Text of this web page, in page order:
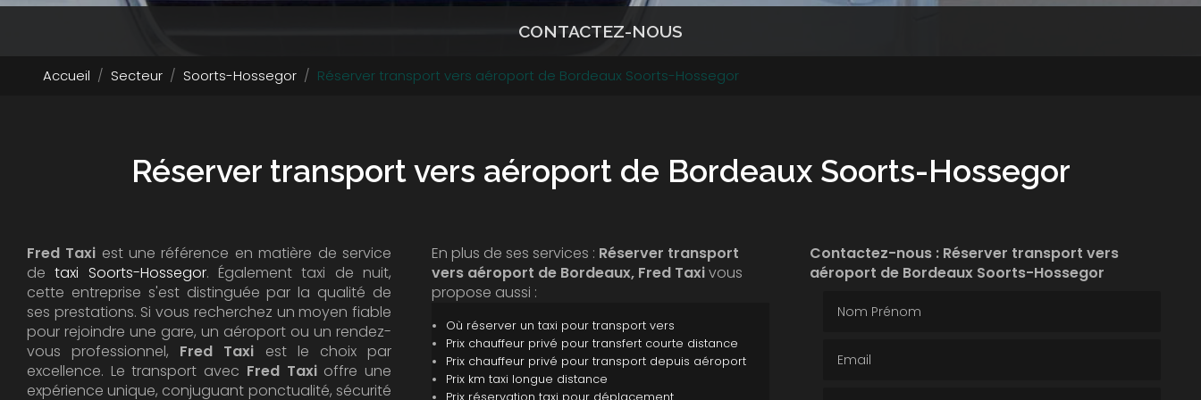
CONTACTEZ-NOUS
Accueil Secteur Soorts-Hossegor Réserver transport vers aéroport de Bordeaux Soorts-Hossegor
Réserver transport vers aéroport de Bordeaux Soorts-Hossegor
Fred Taxi est une référence en matière de service
detaxi Soorts-Hossegor. Également taxi de nuit,
cette entreprise s'est distinguée par la qualité de
ses prestations. Si vous recherchez un moyen fiable
pour rejoindre une gare, un aéroport ou un rendez-
vous professionnel, Fred Taxi est le choix par
excellence. Le transport avec Fred Taxioffre une
expérience unique, conjuguant ponctualité, sécurité
En plus de ses services : Réserver transport
vers aéroport de Bordeaux, Fred Taxivous
propose aussi :
Où réserver un taxi pour transport vers
Prix chauffeur privé pour transfert courte distance
Prix chauffeur privé pour transport depuis aéroport
Prix km taxi longue distance
Prix réservation taxi pour déplacement
Contactez-nous : Réserver transport vers
aéroport de Bordeaux Soorts-Hossegor